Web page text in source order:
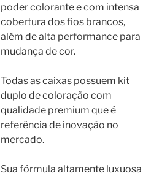
poder colorante e com intensa
cobertura dos fios brancos,
além de alta performance para
mudança de cor.
Todas as caixas possuem kit
duplo de coloração com
qualidade premium que é
referência de inovação no
mercado.
Sua fórmula altamente luxuosa